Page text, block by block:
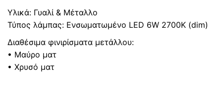
Υλικά: Γυαλί & Μέταλλο
Τύπος λάμπας: Ενσωματωμένο LED 6W 2700K (dim)
Διαθέσιμα φινιρίσματα μετάλλου:
• Μαύρο ματ
• Χρυσό ματ